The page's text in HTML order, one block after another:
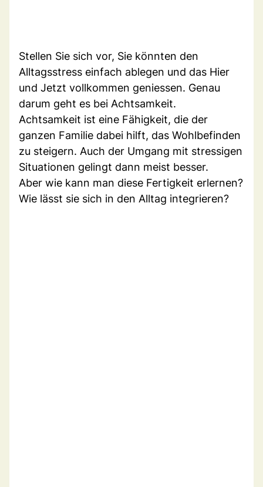
Stellen Sie sich vor, Sie könnten den
Alltagsstress einfach ablegen und das Hier
und Jetzt vollkommen geniessen. Genau
darum geht es bei Achtsamkeit.
Achtsamkeit ist eine Fähigkeit, die der
ganzen Familie dabei hilft, das Wohlbefinden
zu steigern. Auch der Umgang mit stressigen
Situationen gelingt dann meist besser.
Aber wie kann man diese Fertigkeit erlernen?
Wie lässt sie sich in den Alltag integrieren?